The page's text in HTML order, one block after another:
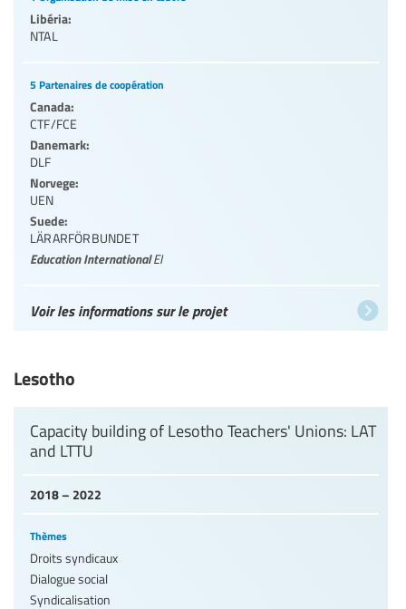
Libéria:
NTAL
5 Partenaires de coopération
Canada:
CTF/FCE
Danemark:
DLF
Norvege:
UEN
Suede:
LÄRARFÖRBUNDET
Education InternationalEI
Voir les informations sur le projet
Lesotho
2018 – 2022
Capacity building of Lesotho Teachers' Unions: LAT
and LTTU
Thèmes
Droits syndicaux
Dialogue social
Syndicalisation